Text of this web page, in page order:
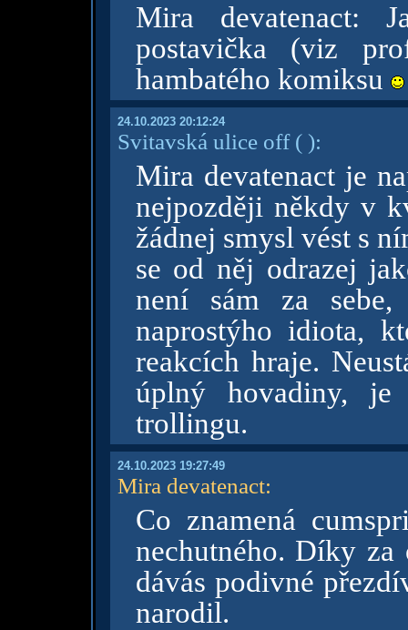
Mira devatenact:
postavička (viz
hambatého komiksu
24.10.2023 20:12:24
Svitavská ulice off( ):
Mira devatenact je
nejpozději někdy v
žádnej smysl vést s
se od něj odrazej
není sám za
naprostýho idiota,
reakcích hraje.
úplný hovadiny,
trollingu.
24.10.2023 19:27:49
Mira devatenact:
Co znamená
nechutného. Díky
dávás podivné
narodil.